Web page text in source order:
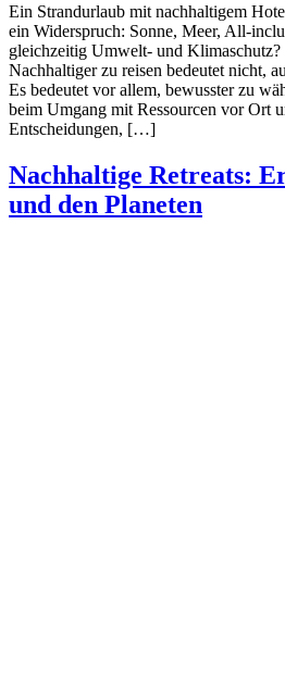
Ein Strandurlaub mit nachhaltigem
ein Widerspruch: Sonne, Meer, All-
gleichzeitig Umwelt- und
Nachhaltiger zu reisen bedeutet nicht,
Es bedeutet vor allem, bewusster zu
beim Umgang mit Ressourcen vor Ort
Entscheidungen, […]
Nachhaltige Retreats:
und den Planeten